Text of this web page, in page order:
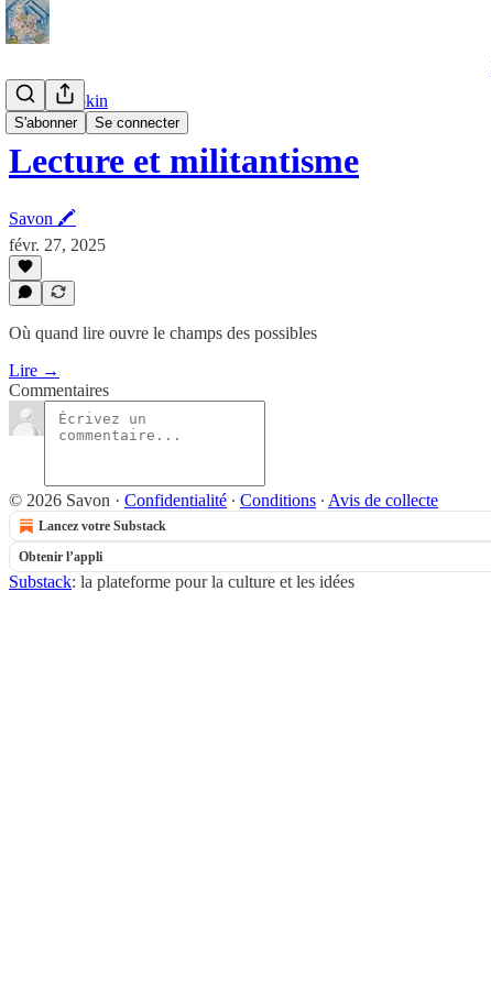
S'abonner Se connecter
📚 Zapbookin
Lecture et militantisme
Savon 🖍
févr. 27, 2025
Où quand lire ouvre le champs des possibles
Lire →
Commentaires
© 2026 Savon · Confidentialité ∙ Conditions ∙ Avis de collecte
Lancez votre Substack
Obtenir l’appli
Substack: la plateforme pour la culture et les idées